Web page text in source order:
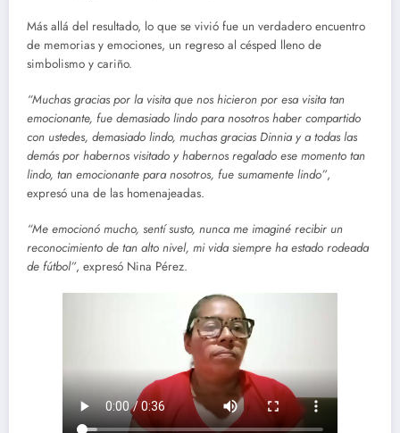
Más allá del resultado, lo que se vivió fue un verdadero encuentro
de memorias y emociones, un regreso al césped lleno de
simbolismo y cariño.
“Muchas gracias por la visita que nos hicieron por esa visita tan
emocionante, fue demasiado lindo para nosotros haber compartido
con ustedes, demasiado lindo, muchas gracias Dinnia y a todas las
demás por habernos visitado y habernos regalado ese momento tan
lindo, tan emocionante para nosotros, fue sumamente lindo”,
expresó una de las homenajeadas.
“Me emocionó mucho, sentí susto, nunca me imaginé recibir un
reconocimiento de tan alto nivel, mi vida siempre ha estado rodeada
de fútbol”, expresó Nina Pérez.